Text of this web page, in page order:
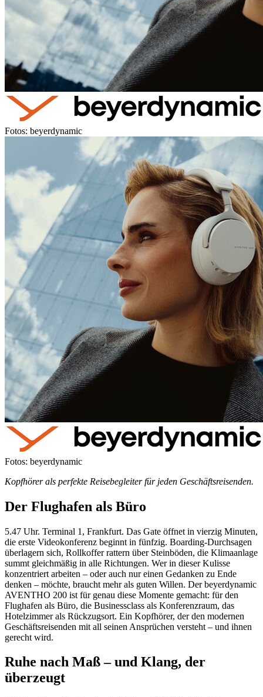
Fotos: beyerdynamic
Fotos: beyerdynamic
Kopfhörer als perfekte Reisebegleiter für jeden Geschäftsreisenden.
Der Flughafen als Büro
5.47 Uhr. Terminal 1, Frankfurt. Das Gate öffnet in vierzig Minuten,
die erste Videokonferenz beginnt in fünfzig. Boarding-Durchsagen
überlagern sich, Rollkoffer rattern über Steinböden, die Klimaanlage
summt gleichmäßig in alle Richtungen. Wer in dieser Kulisse
konzentriert arbeiten – oder auch nur einen Gedanken zu Ende
denken – möchte, braucht mehr als guten Willen. Der beyerdynamic
AVENTHO 200 ist für genau diese Momente gemacht: für den
Flughafen als Büro, die Businessclass als Konferenzraum, das
Hotelzimmer als Rückzugsort. Ein Kopfhörer, der den modernen
Geschäftsreisenden mit all seinen Ansprüchen versteht – und ihnen
gerecht wird.
Ruhe nach Maß – und Klang, der
überzeugt